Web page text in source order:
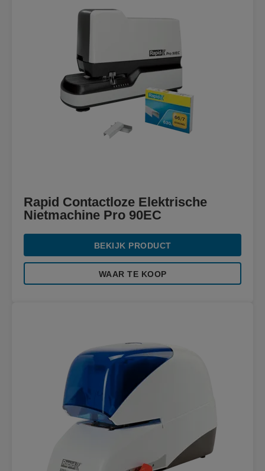
Rapid Contactloze Elektrische
Nietmachine Pro 90EC
BEKIJK PRODUCT
WAAR TE KOOP